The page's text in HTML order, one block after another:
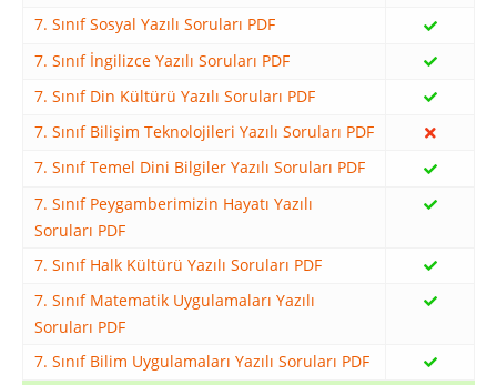
7. Sınıf Sosyal Yazılı Soruları PDF
7. Sınıf İngilizce Yazılı Soruları PDF
7. Sınıf Din Kültürü Yazılı Soruları PDF
7. Sınıf Bilişim Teknolojileri Yazılı Soruları PDF
7. Sınıf Temel Dini Bilgiler Yazılı Soruları PDF
7. Sınıf Peygamberimizin Hayatı Yazılı
Soruları PDF
7. Sınıf Halk Kültürü Yazılı Soruları PDF
7. Sınıf Matematik Uygulamaları Yazılı
Soruları PDF
7. Sınıf Bilim Uygulamaları Yazılı Soruları PDF